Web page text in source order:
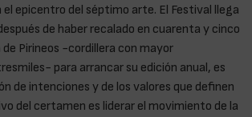
el epicentro del séptimo arte. El Festival llega
de haber recalado en cuarenta y cinco
de Pirineos -cordillera con mayor
para arrancar su edición anual, es
de intenciones y de los valores que definen
del certamen es liderar el movimiento de la